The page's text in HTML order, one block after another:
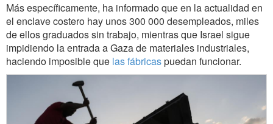
Más específicamente, ha informado que en la actualidad en
el enclave costero hay unos 300 000 desempleados, miles
de ellos graduados sin trabajo, mientras que Israel sigue
impidiendo la entrada a Gaza de materiales industriales,
haciendo imposible que las fábricaspuedan funcionar.